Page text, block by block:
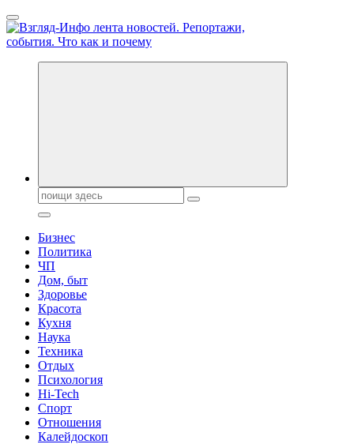
Перейти
к
содержанию
Обо всем и обо всех, что зачем и почему. Новости политики,
Поиск:
Бизнес
Политика
ЧП
Дом, быт
Здоровье
Красота
Кухня
Наука
Техника
Отдых
Психология
Hi-Tech
Спорт
Отношения
Калейдоскоп